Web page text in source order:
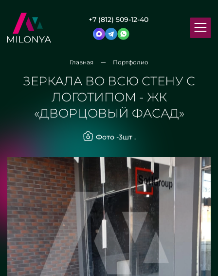
+7 (812) 509-12-40
Главная Портфолио
ЗЕРКАЛА ВО ВСЮ СТЕНУ С
ЛОГОТИПОМ - ЖК
«ДВОРЦОВЫЙ ФАСАД»
Фото -3шт .